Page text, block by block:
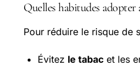
Quelles habitudes adopter
Pour réduire le risque de
Évitez le tabac et les